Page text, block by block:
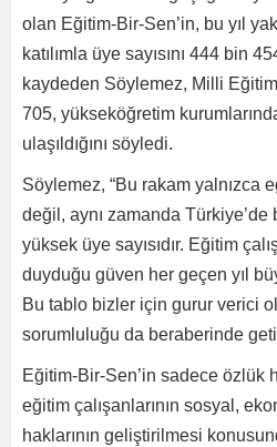
olan Eğitim-Bir-Sen’in, bu yıl
katılımla üye sayısını 444 bin
kaydeden Söylemez, Milli
705, yükseköğretim
ulaşıldığını söyledi.
Söylemez, “Bu rakam yalnızca
değil, aynı zamanda Türkiye’de
yüksek üye sayısıdır. Eğitim
duyduğu güven her geçen yıl
Bu tablo bizler için gurur verici
sorumluluğu da beraberinde
Eğitim-Bir-Sen’in sadece özlük
eğitim çalışanlarının sosyal,
haklarının geliştirilmesi